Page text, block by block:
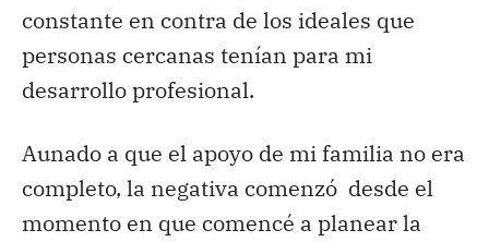
constante en contra de los ideales que
personas cercanas tenían para mi
desarrollo profesional.
Aunado a que el apoyo de mi familia no era
completo, la negativa comenzó desde el
momento en que comencé a planear la